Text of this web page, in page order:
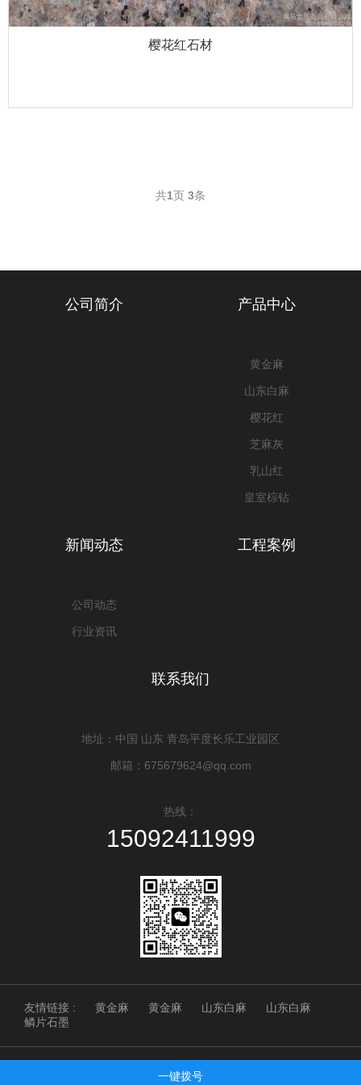
樱花红石材
共1页 3条
公司简介 产品中心
黄金麻
山东白麻
樱花红
芝麻灰
乳山红
皇室棕钻
新闻动态
公司动态
行业资讯
工程案例
联系我们
地址：中国 山东 青岛平度长乐工业园区
邮箱：675679624@qq.com
热线：
15092411999
友情链接 : 黄金麻 黄金麻 山东白麻
山东白麻
鳞片石墨
Copyright © 2025 青岛琳峰石业 版权所有
一键拨号